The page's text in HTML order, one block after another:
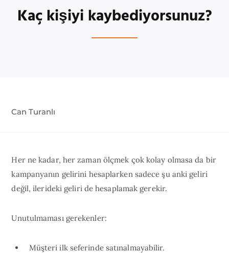
Kaç kişiyi kaybediyorsunuz?
Can Turanlı
Her ne kadar, her zaman ölçmek çok kolay olmasa da bir
kampanyanın gelirini hesaplarken sadece şu anki geliri
değil, ilerideki geliri de hesaplamak gerekir.
Unutulmaması gerekenler:
Müşteri ilk seferinde satınalmayabilir.